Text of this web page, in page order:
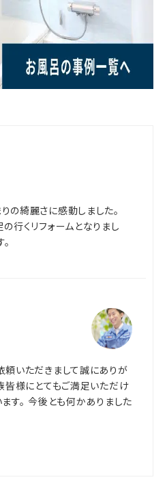
の綺麗さに感動しました。
行くリフォームとなりまし
頼いただきまして誠にありが
皆様にとてもご満足いただけ
す。 今後とも何かありました